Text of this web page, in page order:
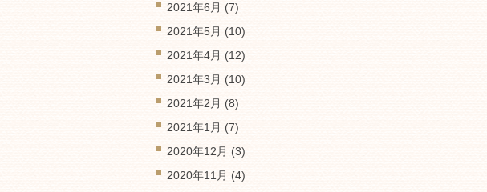
2021年6月 (7)
2021年5月 (10)
2021年4月 (12)
2021年3月 (10)
2021年2月 (8)
2021年1月 (7)
2020年12月 (3)
2020年11月 (4)